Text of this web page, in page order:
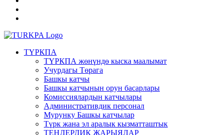
ТҮРКПА
ТҮРКПА жөнүндө кыска маалымат
Учурдагы Төрага
Башкы катчы
Башкы катчынын орун басарлары
Комиссиялардын катчылары
Административдик персонал
Мурунку Башкы катчылар
Түрк жана эл аралык кызматташтык
ТЕНДЕРДИК ЖАРЫЯЛАР